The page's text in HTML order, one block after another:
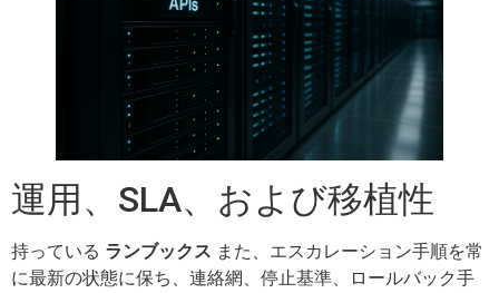
運用、SLA、および移植性
持っている ランブックス また、エスカレーション手順を常
に最新の状態に保ち、連絡網、停止基準、ロールバック手